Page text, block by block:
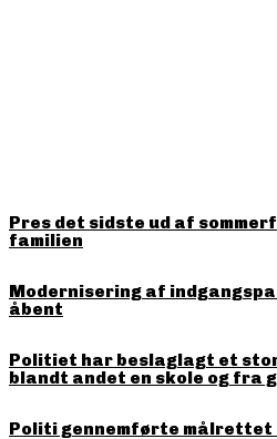
Pres det sidste ud af
familien
Modernisering af
åbent
Politiet har beslaglagt et
blandt andet en skole og fra
Politi gennemførte målrettet